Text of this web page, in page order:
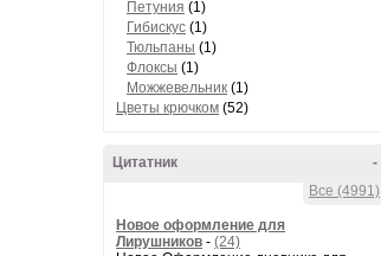
Петуния (1)
Гибискус (1)
Тюльпаны (1)
Флоксы (1)
Можжевельник (1)
Цветы крючком (52)
-
Цитатник
Все (4991)
Новое оформление для
Лирушников - (24)